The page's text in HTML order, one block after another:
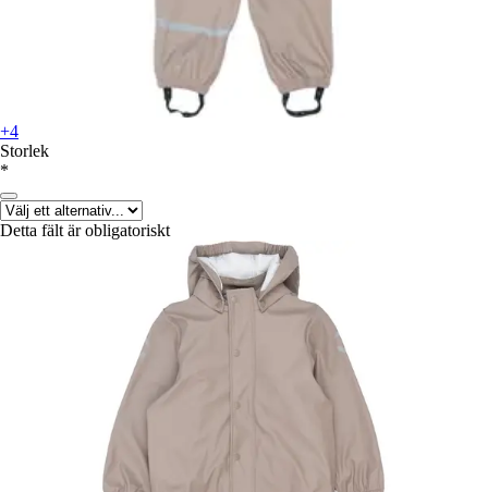
+4
Storlek
*
Detta fält är obligatoriskt